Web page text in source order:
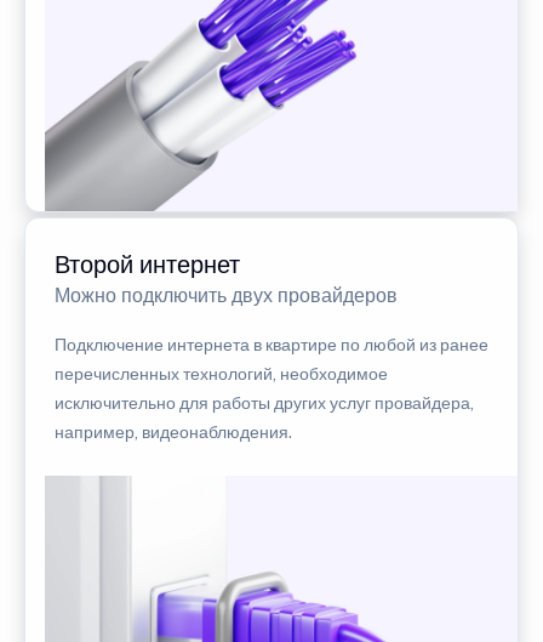
Второй интернет
Можно подключить двух провайдеров
Подключение интернета в квартире по любой из ранее
перечисленных технологий, необходимое
исключительно для работы других услуг провайдера,
например, видеонаблюдения.